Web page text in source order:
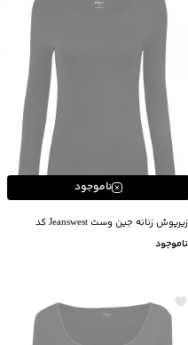
ناموجود
زیرپوش زنانه جین وست Jeanswest کد
04825501
ناموجود